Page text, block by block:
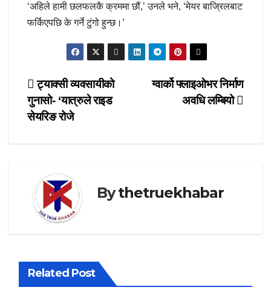
‘अहिले हामी छलफलकै क्रममा छौं,’ उनले भने, ‘मेयर बाज्रिलबाट
फर्किएपछि के गर्ने टुंगो हुन्छ।’
Post
navigation
ग्वार्को फ्लाइओभर निर्माण
अवधि लम्बियो
ट्याक्सी व्यवसायीको
गुनासो- ‘यात्रुले राइड
सेयरिङ रोजे
Bythetruekhabar
Related Post